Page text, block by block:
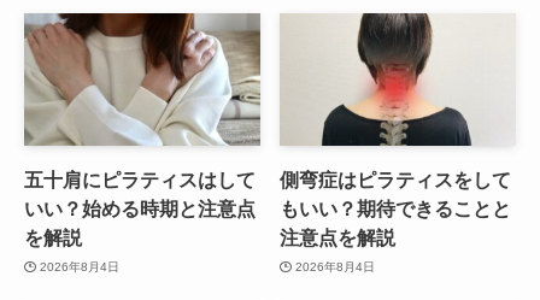
五十肩にピラティスはして
いい？始める時期と注意点
を解説
2026年8月4日
側弯症はピラティスをして
もいい？期待できることと
注意点を解説
2026年8月4日